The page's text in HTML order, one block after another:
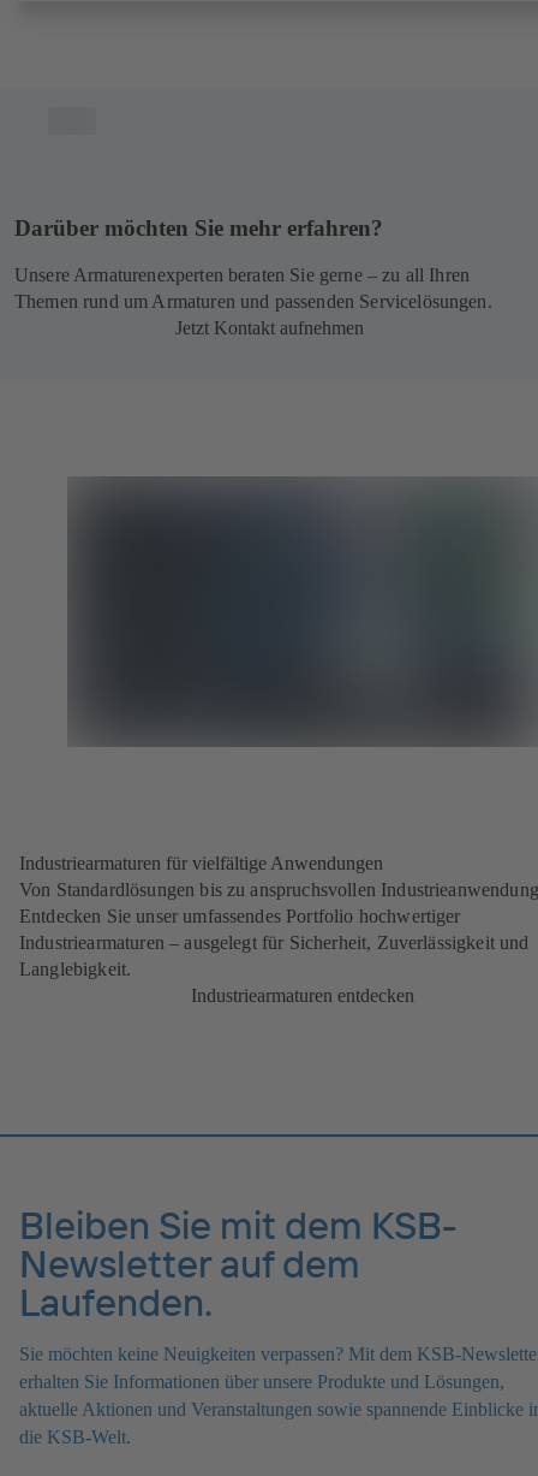
Darüber möchten Sie mehr erfahren?
Unsere Armaturenexperten beraten Sie gerne – zu all Ihren
Themen rund um Armaturen und passenden Service­lösungen.
Jetzt Kontakt aufnehmen
Industriearmaturen für vielfältige Anwendungen
Von Standardlösungen bis zu anspruchsvollen
Entdecken Sie unser umfassendes Portfolio hochwertiger
Industriearmaturen – ausgelegt für Sicherheit, Zuverlässigkeit und
Langlebigkeit.
Industriearmaturen entdecken
Bleiben Sie mit dem KSB-
Newsletter auf dem
Laufenden.
Sie möchten keine Neuigkeiten verpassen? Mit dem KSB-
erhalten Sie Informationen über unsere Produkte und Lösungen,
aktuelle Aktionen und Veranstaltungen sowie spannende Einblicke
die KSB-Welt.